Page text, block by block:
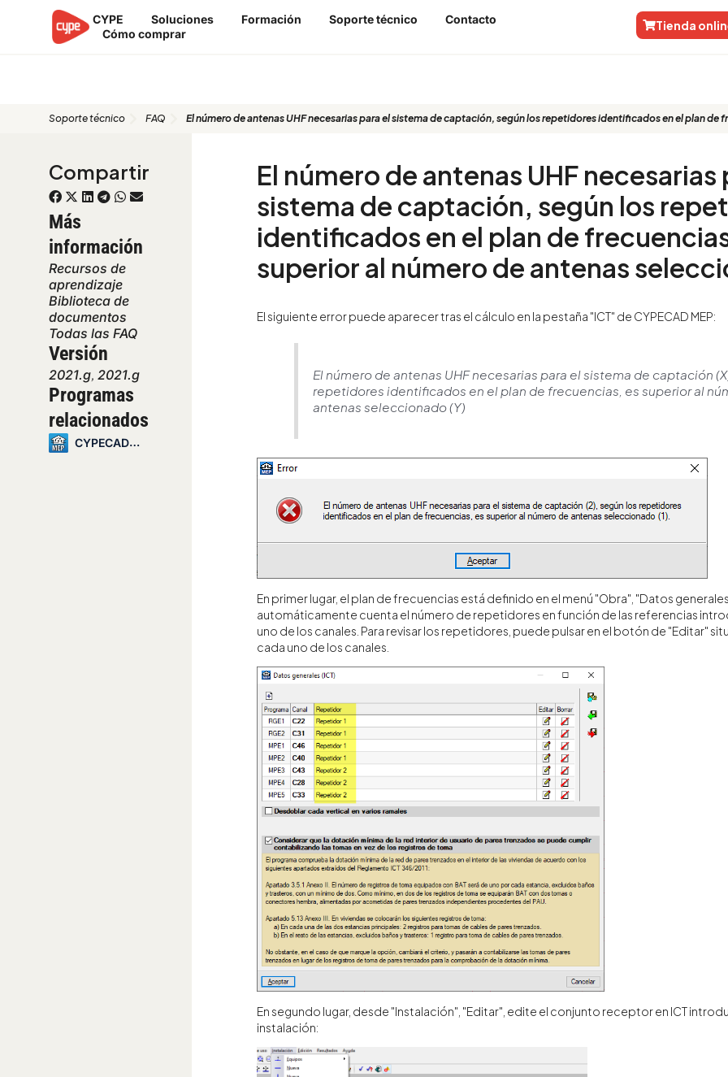
CYPE Soluciones Formación Soporte técnico
Contacto
Cómo comprar
Tienda
Soporte técnico FAQ El número de antenas UHF necesarias para el sistema de captación, según los repetidores identificados en el plan
Compartir
Más
información
Recursos de
aprendizaje
Biblioteca de
documentos
Todas las FAQ
Versión
2021.g, 2021.g
Programas
relacionados
CYPECAD MEP
El número de antenas UHF necesarias
sistema de captación, según los
identificados en el plan de
superior al número de antenas
El siguiente error puede aparecer tras el cálculo en la pestaña "ICT" de CYPECAD MEP:
El número de antenas UHF necesarias para el sistema de captación
repetidores identificados en el plan de frecuencias, es superior al
antenas seleccionado (Y)
En primer lugar, el plan de frecuencias está definido en el menú "Obra", "Datos
automáticamente cuenta el número de repetidores en función de las referencias
uno de los canales. Para revisar los repetidores, puede pulsar en el botón de "Editar"
cada uno de los canales.
En segundo lugar, desde "Instalación", "Editar", edite el conjunto receptor en ICT
instalación: